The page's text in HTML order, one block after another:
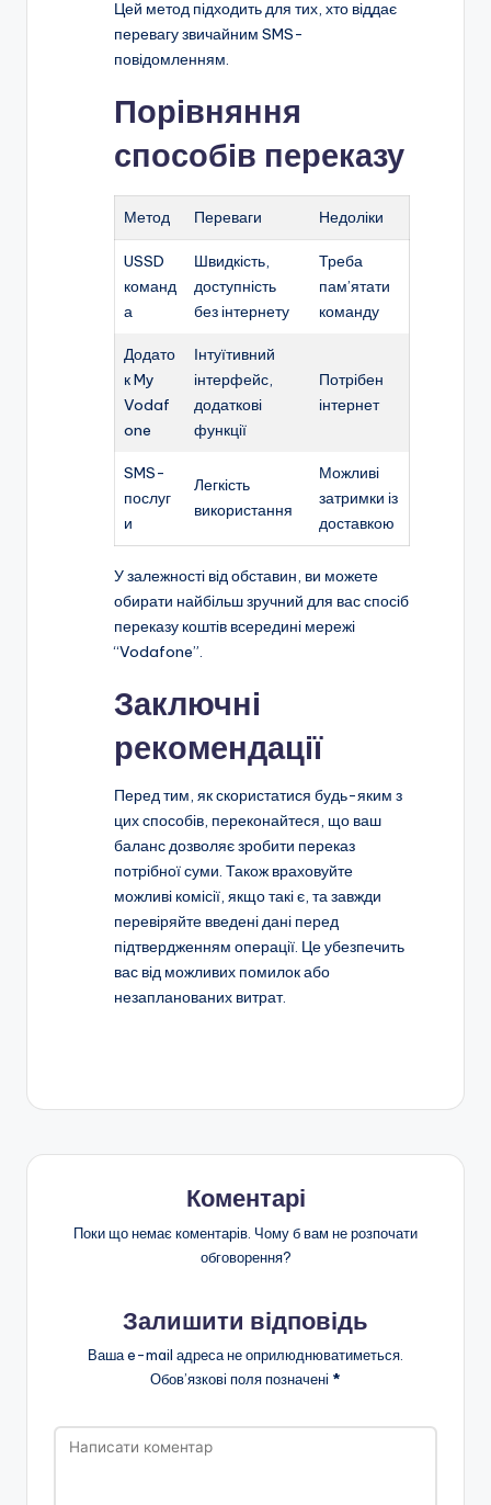
Цей метод підходить для тих, хто віддає
перевагу звичайним SMS-
повідомленням.
Порівняння
способів переказу
Метод Переваги Недоліки
USSD
команд
а
Швидкість,
доступність
без інтернету
Треба
пам’ятати
команду
Додато
к My
Vodaf
one
Інтуїтивний
інтерфейс,
додаткові
функції
Потрібен
інтернет
SMS-
послуг
и
Легкість
використання
Можливі
затримки із
доставкою
У залежності від обставин, ви можете
обирати найбільш зручний для вас спосіб
переказу коштів всередині мережі
“Vodafone”.
Заключні
рекомендації
Перед тим, як скористатися будь-яким з
цих способів, переконайтеся, що ваш
баланс дозволяє зробити переказ
потрібної суми. Також враховуйте
можливі комісії, якщо такі є, та завжди
перевіряйте введені дані перед
підтвердженням операції. Це убезпечить
вас від можливих помилок або
незапланованих витрат.
Коментарі
Поки що немає коментарів. Чому б вам не розпочати
обговорення?
Залишити відповідь
Ваша e-mail адреса не оприлюднюватиметься.
Обов’язкові поля позначені *